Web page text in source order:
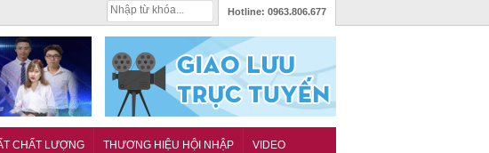
Hotline: 0963.806.677
CHẤT LƯỢNG THƯƠNG HIỆU HỘI NHẬP VIDEO